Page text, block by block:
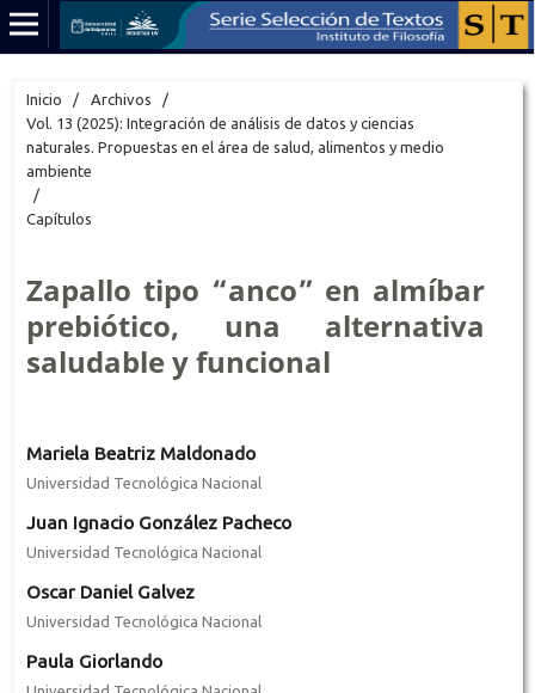
Inicio / Archivos
/
Vol. 13 (2025): Integración de análisis de datos y ciencias
naturales. Propuestas en el área de salud, alimentos y medio
ambiente
/
Capítulos
Zapallo tipo “anco” en almíbar
prebiótico, una alternativa
saludable y funcional
Mariela Beatriz Maldonado
Universidad Tecnológica Nacional
Juan Ignacio González Pacheco
Universidad Tecnológica Nacional
Oscar Daniel Galvez
Universidad Tecnológica Nacional
Paula Giorlando